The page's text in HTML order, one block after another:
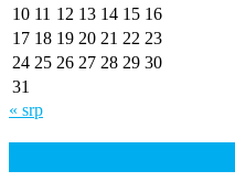
10 11 12 13 14 15 16
17 18 19 20 21 22 23
24 25 26 27 28 29 30
31
« srp